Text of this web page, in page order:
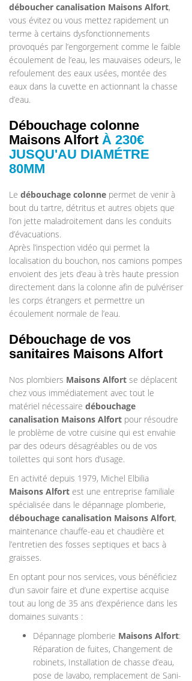
déboucher canalisation Maisons Alfort,
vous évitez ou vous mettez rapidement un
terme à certains dysfonctionnements
provoqués par l’engorgement comme le faible
écoulement de l’eau, les mauvaises odeurs, le
refoulement des eaux usées, montée des
eaux dans la cuvette en actionnant la chasse
d’eau.
Débouchage colonne
Maisons Alfort À 230€
JUSQU'AU DIAMÉTRE
80MM
Le débouchage colonne permet de venir à
bout du tartre, détritus et autres objets que
l’on jette maladroitement dans les conduits
d’évacuations.
Après l’inspection vidéo qui permet la
localisation du bouchon, nos camions pompes
envoient des jets d’eau à très haute pression
directement dans la colonne afin de pulvériser
les corps étrangers et permettre un
écoulement normale de l’eau.
Débouchage de vos
sanitaires Maisons Alfort
Nos plombiers Maisons Alfort se déplacent
chez vous immédiatement avec tout le
matériel nécessaire débouchage
canalisation Maisons Alfort pour résoudre
le problème de votre cuisine qui est envahie
par des odeurs désagréables ou de vos
toilettes qui sont hors d’usage.
En activité depuis 1979, Michel Elbilia
Maisons Alfort est une entreprise familiale
spécialisée dans le dépannage plomberie,
débouchage canalisation Maisons Alfort,
maintenance chauffe-eau et chaudière et
l’entretien des fosses septiques et bacs à
graisses.
En optant pour nos services, vous bénéficiez
d’un savoir faire et d’une expertise acquise
tout au long de 35 ans d’expérience dans les
domaines suivants :
Dépannage plomberie Maisons Alfort:
Réparation de fuites, Changement de
robinets, Installation de chasse d’eau,
pose de lavabo, remplacement de Sani-